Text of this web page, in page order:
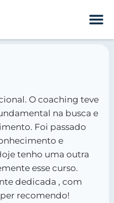
O coaching teve
na busca e
Foi passado
e
tenho uma outra
esse curso.
dedicada , com
recomendo!